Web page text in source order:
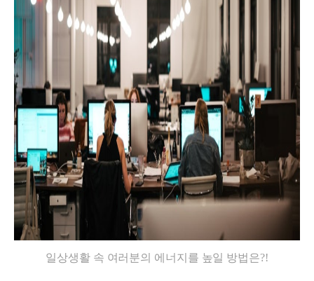
일상생활 속 여러분의 에너지를 높일 방법은?!